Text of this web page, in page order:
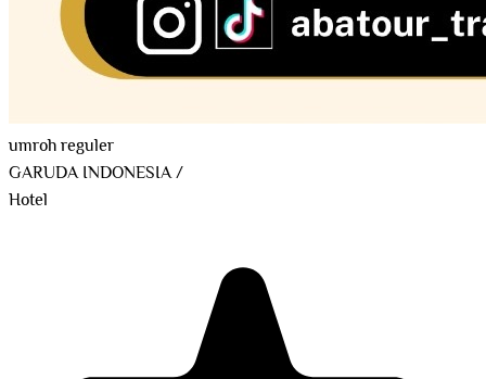
umroh reguler
GARUDA INDONESIA/
Hotel